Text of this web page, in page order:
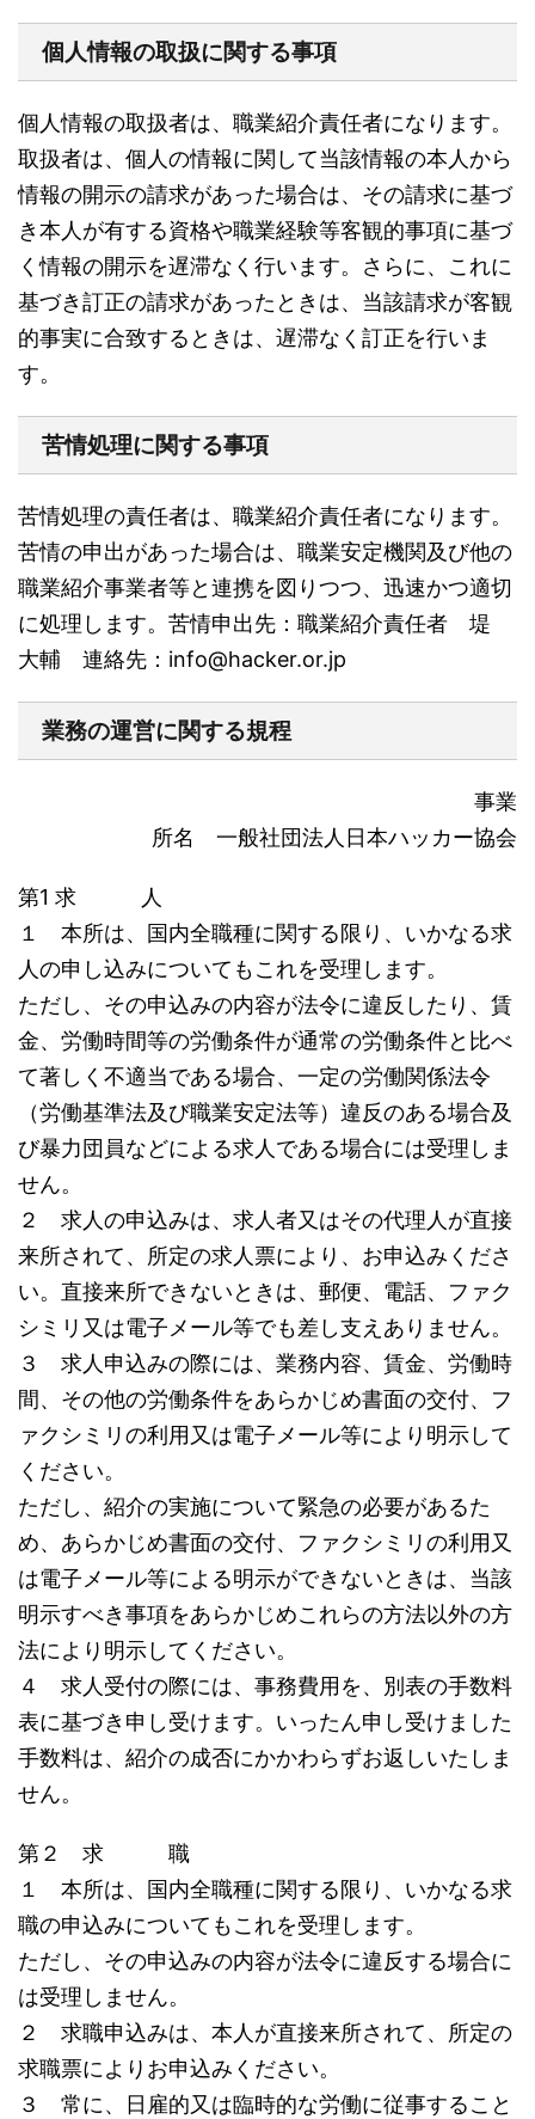
個人情報の取扱に関する事項
個人情報の取扱者は、職業紹介責任者になります。
取扱者は、個人の情報に関して当該情報の本人から
情報の開示の請求があった場合は、その請求に基づ
き本人が有する資格や職業経験等客観的事項に基づ
く情報の開示を遅滞なく行います。さらに、これに
基づき訂正の請求があったときは、当該請求が客観
的事実に合致するときは、遅滞なく訂正を行いま
す。
苦情処理に関する事項
苦情処理の責任者は、職業紹介責任者になります。
苦情の申出があった場合は、職業安定機関及び他の
職業紹介事業者等と連携を図りつつ、迅速かつ適切
に処理します。苦情申出先：職業紹介責任者 堤
大輔 連絡先： info@hacker.or.jp
業務の運営に関する規程
事業
所名 一般社団法人日本ハッカー協会
第1 求 人
１ 本所は、国内全職種に関する限り、いかなる求
人の申し込みについてもこれを受理します。
ただし、その申込みの内容が法令に違反したり、賃
金、労働時間等の労働条件が通常の労働条件と比べ
て著しく不適当である場合、一定の労働関係法令
（労働基準法及び職業安定法等）違反のある場合及
び暴力団員などによる求人である場合には受理しま
せん。
２ 求人の申込みは、求人者又はその代理人が直接
来所されて、所定の求人票により、お申込みくださ
い。直接来所できないときは、郵便、電話、ファク
シミリ又は電子メール等でも差し支えありません。
３ 求人申込みの際には、業務内容、賃金、労働時
間、その他の労働条件をあらかじめ書面の交付、フ
ァクシミリの利用又は電子メール等により明示して
ください。
ただし、紹介の実施について緊急の必要があるた
め、あらかじめ書面の交付、ファクシミリの利用又
は電子メール等による明示ができないときは、当該
明示すべき事項をあらかじめこれらの方法以外の方
法により明示してください。
４ 求人受付の際には、事務費用を、別表の手数料
表に基づき申し受けます。いったん申し受けました
手数料は、紹介の成否にかかわらずお返しいたしま
せん。
第２ 求 職
１ 本所は、国内全職種に関する限り、いかなる求
職の申込みについてもこれを受理します。
ただし、その申込みの内容が法令に違反する場合に
は受理しません。
２ 求職申込みは、本人が直接来所されて、所定の
求職票によりお申込みください。
３ 常に、日雇的又は臨時的な労働に従事すること